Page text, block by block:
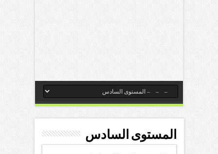
المستوى السادس